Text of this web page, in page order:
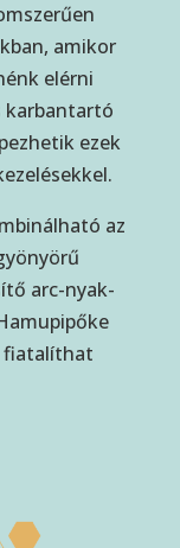
amikor
elérni
karbantartó
ezek
az
arc-nyak-
fiatalíthat